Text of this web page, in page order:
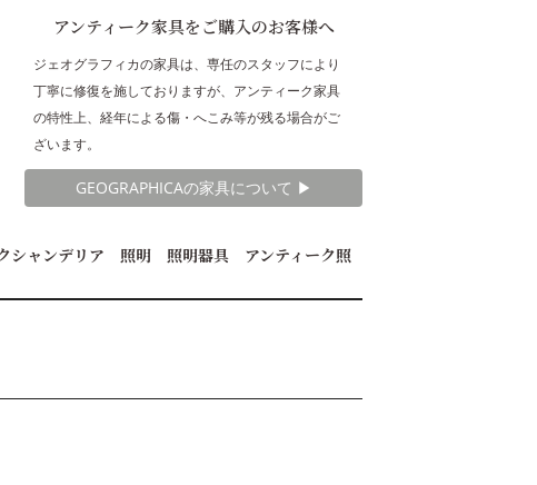
アンティーク家具をご購入のお客様へ
ジェオグラフィカの家具は、専任のスタッフにより
丁寧に修復を施しておりますが、アンティーク家具
の特性上、経年による傷・へこみ等が残る場合がご
ざいます。
GEOGRAPHICAの家具について ▶︎
シャンデリア 照明 照明器具 アンティーク照